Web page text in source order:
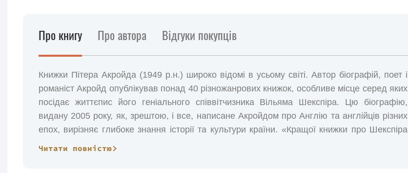
Про книгу Про автора Відгуки покупців
Книжки Пітера Акройда (1949 р.н.) широко відомі в усьому світі. Автор біографій, поет і
романіст Акройд опублікував понад 40 різножанрових книжок, особливе місце серед яких
посідає життєпис його геніального співвітчизника Вільяма Шекспіра. Цю біографію,
видану 2005 року, як, зрештою, і все, написане Акройдом про Англію та англійців різних
епох, вирізняє глибоке знання історії та культури країни. «Кращої книжки про Шекспіра
вам не знайти, — стверджує авторитетне англійське видання «Індепендент». — Пітер
Читати повністю